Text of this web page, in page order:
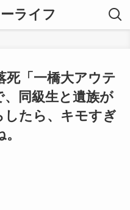
ライフ
死「一橋大アウテ
、同級生と遺族が
たら、キモすぎ